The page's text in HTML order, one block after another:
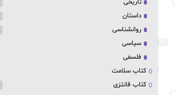
تاریخی
داستان
روانشناسی
سیاسی
فلسفی
کتاب سلامت
کتاب قانتزی